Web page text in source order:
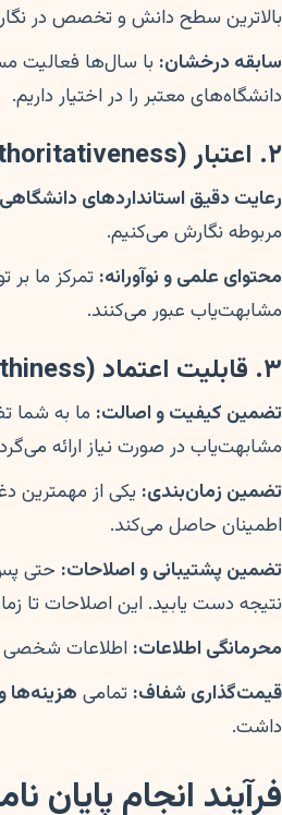
بالاترین سطح دانش و تخصص در
سابقه درخشان: با سال‌ها فعالیت
دانشگاه‌های معتبر را در اختیار داریم.
۲. اعتبار (Authoritativeness) و کیفیت آکادمیک
رعایت دقیق استانداردهای
مربوطه نگارش می‌کنیم.
محتوای علمی و نوآورانه: تمرکز ما
مشابهت‌یاب عبور می‌کنند.
۳. قابلیت اعتماد (Trustworthiness) و تضمین نتیجه
تضمین کیفیت و اصالت: ما به شما
مشابهت‌یاب در صورت نیاز ارائه
تضمین زمان‌بندی: یکی از مهمترین
اطمینان حاصل می‌کند.
تضمین پشتیبانی و اصلاحات: حتی پس
نتیجه دست یابید. این اصلاحات تا
محرمانگی اطلاعات: اطلاعات شخصی
قیمت‌گذاری شفاف: تمامی هزینه‌ها
داشت.
فرآیند انجام